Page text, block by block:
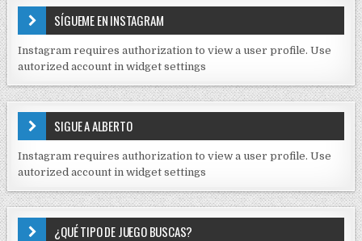
I
D
S
E
J
C
K
SÍGUEME EN INSTAGRAM
Instagram requires authorization to view a user profile. Use
autorized account in widget settings
SIGUE A ALBERTO
Instagram requires authorization to view a user profile. Use
autorized account in widget settings
¿QUÉ TIPO DE JUEGO BUSCAS?